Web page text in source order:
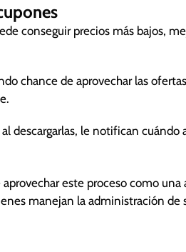
conseguir precios más bajos,
chance de aprovechar las
descargarlas, le notifican cuándo
este proceso como
manejan la administración de